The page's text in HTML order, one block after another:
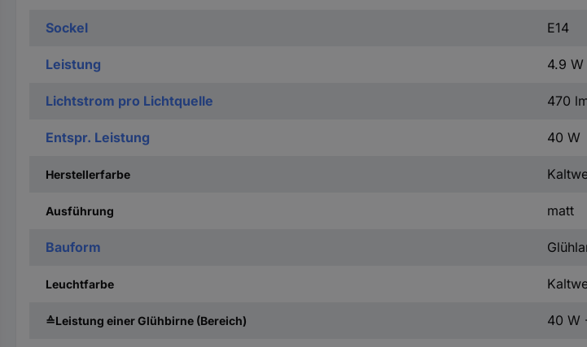
Sockel E14
Leistung 4.9 W
Lichtstrom pro Lichtquelle 470
Entspr. Leistung 40 W
Herstellerfarbe
Ausführung matt
Bauform
Leuchtfarbe
≙Leistung einer Glühbirne (Bereich) 40 W